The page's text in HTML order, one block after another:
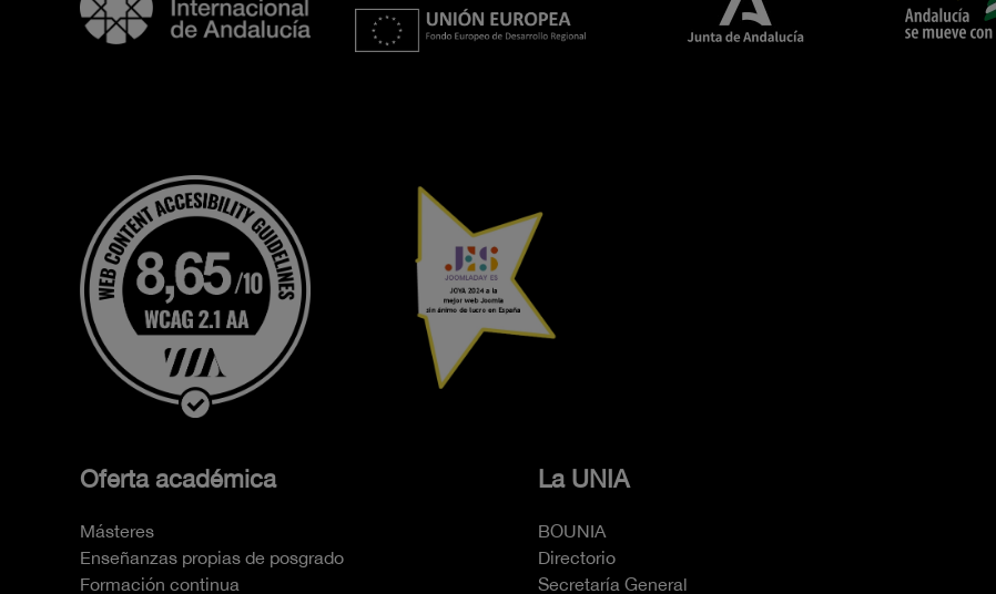
Oferta académica
Másteres
Enseñanzas propias de posgrado
Formación continua
La UNIA
BOUNIA
Directorio
Secretaría General